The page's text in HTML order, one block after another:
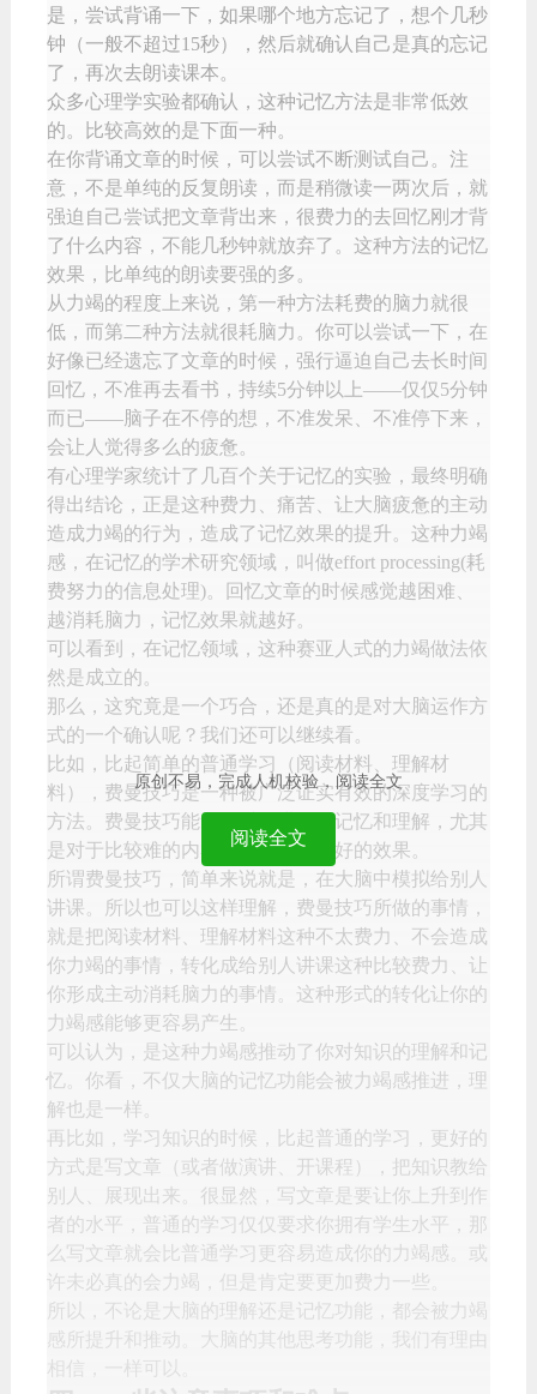
是，尝试背诵一下，如果哪个地方忘记了，想个几秒
钟（一般不超过15秒），然后就确认自己是真的忘记
了，再次去朗读课本。
众多心理学实验都确认，这种记忆方法是非常低效
的。比较高效的是下面一种。
在你背诵文章的时候，可以尝试不断测试自己。注
意，不是单纯的反复朗读，而是稍微读一两次后，就
强迫自己尝试把文章背出来，很费力的去回忆刚才背
了什么内容，不能几秒钟就放弃了。这种方法的记忆
效果，比单纯的朗读要强的多。
从力竭的程度上来说，第一种方法耗费的脑力就很
低，而第二种方法就很耗脑力。你可以尝试一下，在
好像已经遗忘了文章的时候，强行逼迫自己去长时间
回忆，不准再去看书，持续5分钟以上——仅仅5分钟
而已——脑子在不停的想，不准发呆、不准停下来，
会让人觉得多么的疲惫。
有心理学家统计了几百个关于记忆的实验，最终明确
得出结论，正是这种费力、痛苦、让大脑疲惫的主动
造成力竭的行为，造成了记忆效果的提升。这种力竭
感，在记忆的学术研究领域，叫做effort processing(耗
费努力的信息处理)。回忆文章的时候感觉越困难、
越消耗脑力，记忆效果就越好。
可以看到，在记忆领域，这种赛亚人式的力竭做法依
然是成立的。
那么，这究竟是一个巧合，还是真的是对大脑运作方
式的一个确认呢？我们还可以继续看。
比如，比起简单的普通学习（阅读材料、理解材
料），费曼技巧是一种被广泛证实有效的深度学习的
方法。费曼技巧能够同时促进人的记忆和理解，尤其
是对于比较难的内容的理解，有很好的效果。
所谓费曼技巧，简单来说就是，在大脑中模拟给别人
讲课。所以也可以这样理解，费曼技巧所做的事情，
就是把阅读材料、理解材料这种不太费力、不会造成
你力竭的事情，转化成给别人讲课这种比较费力、让
你形成主动消耗脑力的事情。这种形式的转化让你的
力竭感能够更容易产生。
可以认为，是这种力竭感推动了你对知识的理解和记
忆。你看，不仅大脑的记忆功能会被力竭感推进，理
解也是一样。
再比如，学习知识的时候，比起普通的学习，更好的
方式是写文章（或者做演讲、开课程），把知识教给
别人、展现出来。很显然，写文章是要让你上升到作
者的水平，普通的学习仅仅要求你拥有学生水平，那
么写文章就会比普通学习更容易造成你的力竭感。或
许未必真的会力竭，但是肯定要更加费力一些。
所以，不论是大脑的理解还是记忆功能，都会被力竭
感所提升和推动。大脑的其他思考功能，我们有理由
相信，一样可以。
原创不易，完成人机校验，阅读全文
阅读全文